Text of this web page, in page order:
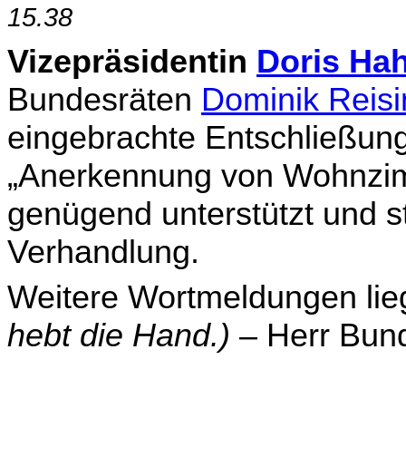
15.38
Vizepräsidentin Doris
Bundesräten Dominik
eingebrachte
„Anerkennung von
genügend unterstützt und
Verhandlung.
Weitere Wortmeldungen
hebt die Hand.) – Herr